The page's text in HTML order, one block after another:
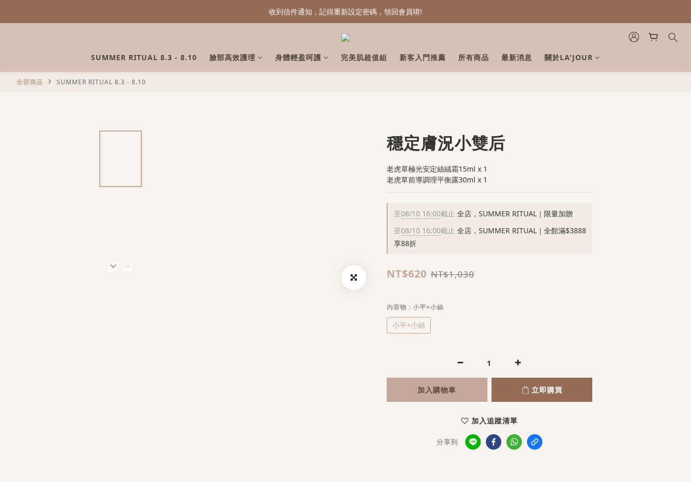
收到信件通知，記得重新設定密碼，領回會員唷!
SUMMER RITUAL 8.3 - 8.10 臉部高效護理 身體輕盈呵護 完美肌超值組 新客入門推薦 所有商品 最新消息 關於LA'JOUR
全部商品 SUMMER RITUAL 8.3 - 8.10
穩定膚況小雙后
老虎草極光安定絲絨霜15ml x 1
老虎草前導調理平衡露30ml x 1
至08/10 16:00截止 全店，SUMMER RITUAL｜限量加贈
至08/10 16:00截止 全店，SUMMER RITUAL｜全館滿$3888
享88折
NT$620 NT$1,030
內容物 : 小平+小絲
小平+小絲
加入購物車 立即購買
加入追蹤清單
分享到